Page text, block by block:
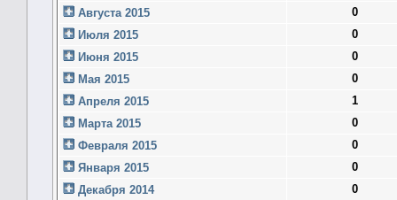
Августа 2015
0
Июля 2015
0
Июня 2015
0
Мая 2015
0
Апреля 2015
1
Марта 2015
0
Февраля 2015
0
Января 2015
0
Декабря 2014
0